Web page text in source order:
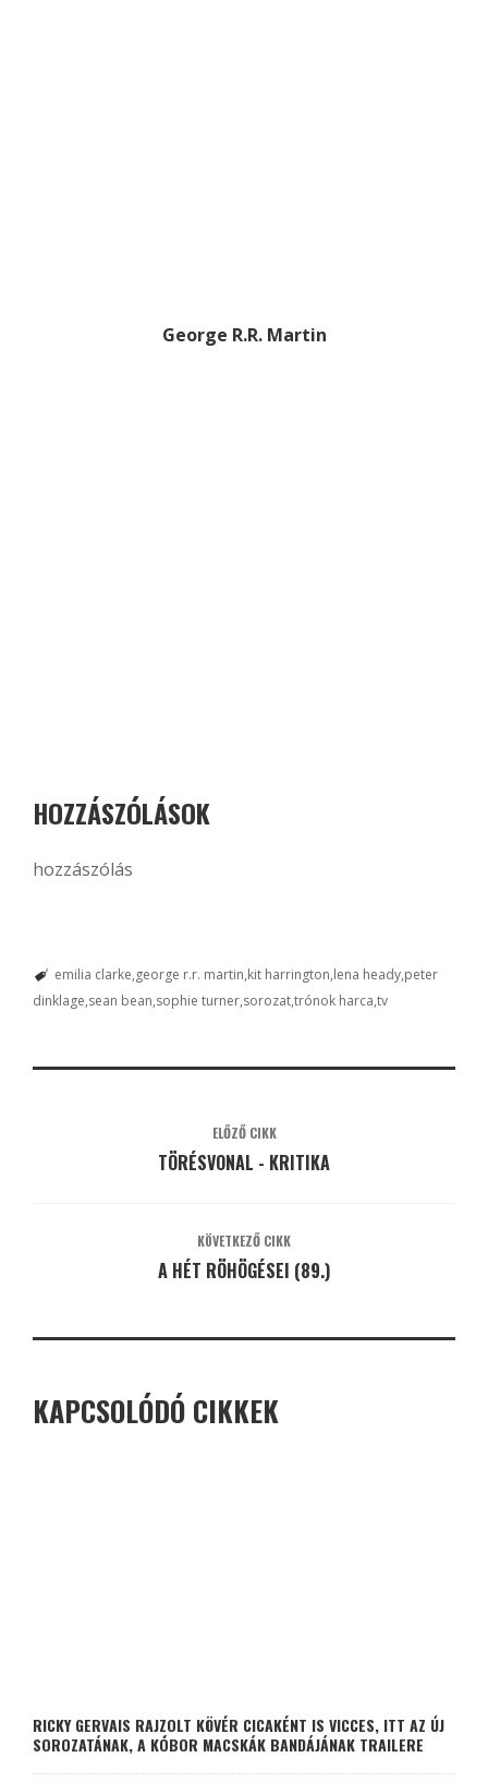
George R.R. Martin
HOZZÁSZÓLÁSOK
hozzászólás
emilia clarke george r.r. martin kit harrington lena heady peter
dinklage sean bean sophie turner sorozattrónok harca tv
ELŐZŐ CIKK
TÖRÉSVONAL - KRITIKA
KÖVETKEZŐ CIKK
A HÉT RÖHÖGÉSEI (89.)
KAPCSOLÓDÓ CIKKEK
RICKY GERVAIS RAJZOLT KÖVÉR CICAKÉNT IS VICCES, ITT AZ ÚJ
SOROZATÁNAK, A KÓBOR MACSKÁK BANDÁJÁNAK TRAILERE